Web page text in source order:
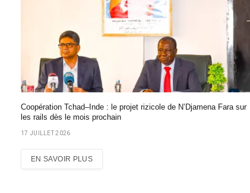
Coopération Tchad–Inde : le projet rizicole de N’Djamena Fara sur
les rails dès le mois prochain
17 JUILLET 2026
EN SAVOIR PLUS